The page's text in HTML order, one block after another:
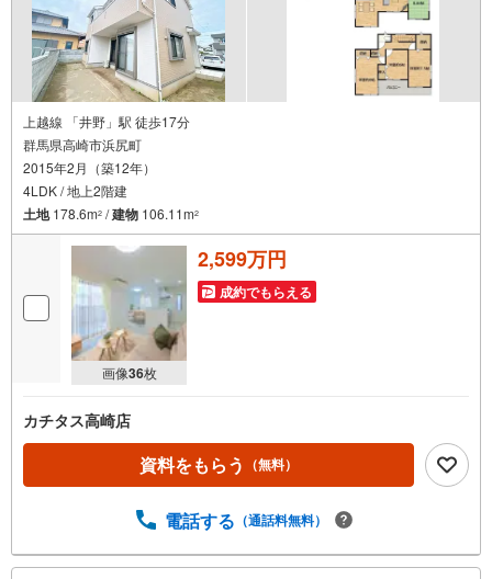
上越線 「井野」駅 徒歩17分
群馬県高崎市浜尻町
2015年2月（築12年）
4LDK / 地上2階建
土地178.6m2 /建物 106.11m2
画像36枚
2,599万円
成約でもらえる
カチタス高崎店
資料をもらう （無料）
電話する （通話料無料）